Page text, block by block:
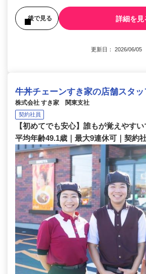
後で見る 詳細を見
更新日： 2026/06/
牛丼チェーンすき家の店舗スタ
株式会社 すき家 関東支社
契約社員
【初めてでも安心】誰もが覚えやすい
平均年齢49.1歳｜最大9連休可｜契約